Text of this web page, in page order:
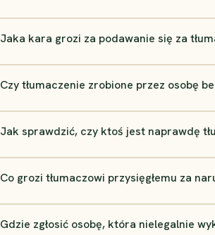
Jaka kara grozi za podawanie się za
Czy tłumaczenie zrobione przez osobę
Jak sprawdzić, czy ktoś jest naprawdę
Co grozi tłumaczowi przysięgłemu za
Gdzie zgłosić osobę, która nielegalnie